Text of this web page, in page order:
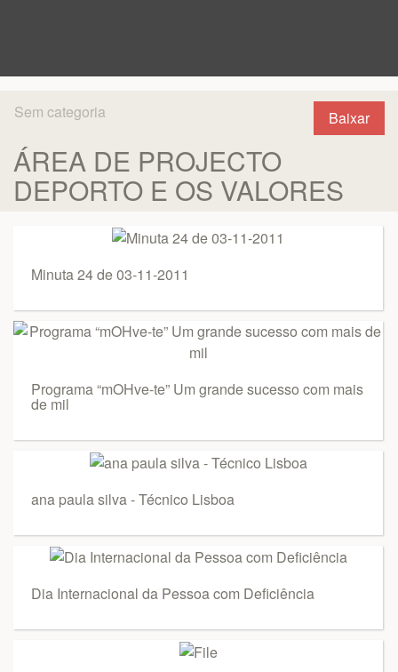
Baixar
Sem categoria
ÁREA DE PROJECTO
DEPORTO E OS VALORES
Minuta 24 de 03-11-2011
Programa “mOHve-te” Um grande sucesso com mais
de mil
ana paula silva - Técnico Lisboa
Dia Internacional da Pessoa com Deficiência